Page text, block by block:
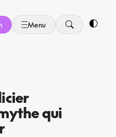
Menu
qui